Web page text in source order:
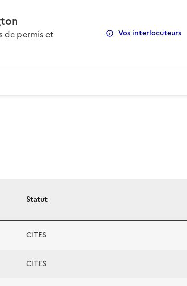
de permis et
Vos interlocuteurs
Statut
CITES
CITES